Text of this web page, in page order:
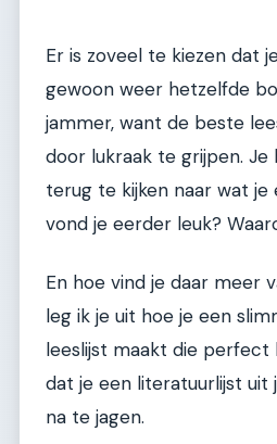
Er is zoveel te kiezen dat
gewoon weer hetzelfde
jammer, want de beste
door lukraak te grijpen.
terug te kijken naar wat je
vond je eerder leuk?
En hoe vind je daar meer
leg ik je uit hoe je een
leeslijst maakt die perfect
dat je een literatuurlijst uit
na te jagen.